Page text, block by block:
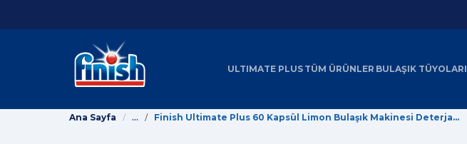
ULTIMATE PLUS TÜM ÜRÜNLER BULAŞIK TÜYOLARI
Ana Sayfa ... Finish Ultimate Plus 60 Kapsül Limon Bulaşık Makinesi Deterjanı Tableti